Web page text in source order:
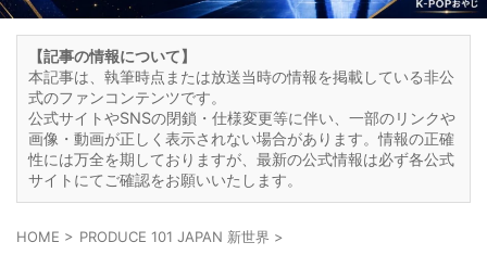
【記事の情報について】
本記事は、執筆時点または放送当時の情報を掲載している非公
式のファンコンテンツです。
公式サイトやSNSの閉鎖・仕様変更等に伴い、一部のリンクや
画像・動画が正しく表示されない場合があります。情報の正確
性には万全を期しておりますが、最新の公式情報は必ず各公式
サイトにてご確認をお願いいたします。
HOME > PRODUCE 101 JAPAN 新世界 >